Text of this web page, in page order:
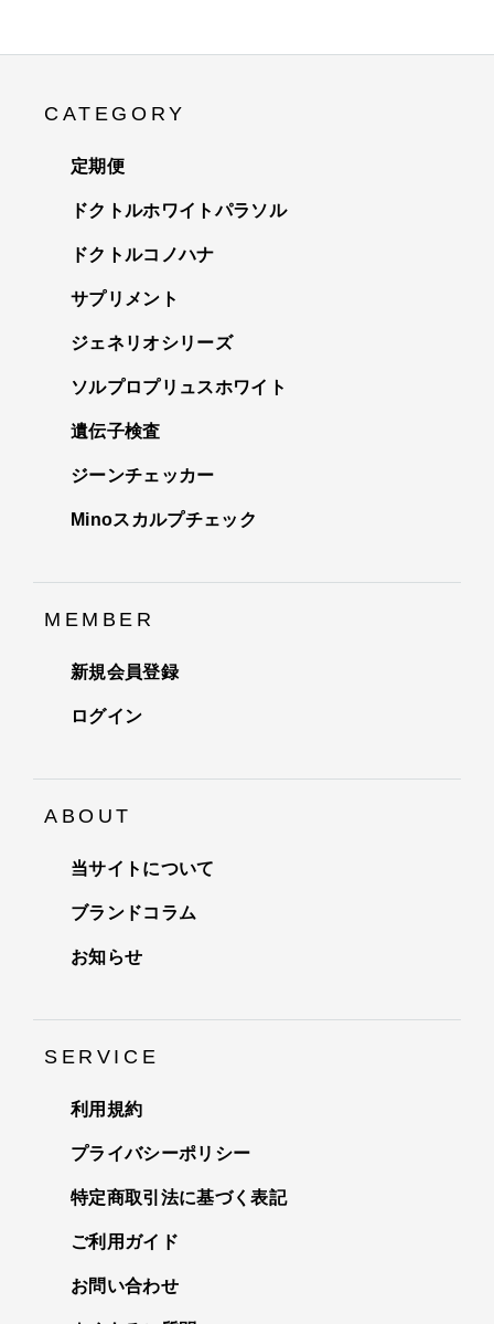
CATEGORY
定期便
ドクトルホワイトパラソル
ドクトルコノハナ
サプリメント
ジェネリオシリーズ
ソルプロプリュスホワイト
遺伝子検査
ジーンチェッカー
Minoスカルプチェック
MEMBER
新規会員登録
ログイン
ABOUT
当サイトについて
ブランドコラム
お知らせ
SERVICE
利用規約
プライバシーポリシー
特定商取引法に基づく表記
ご利用ガイド
お問い合わせ